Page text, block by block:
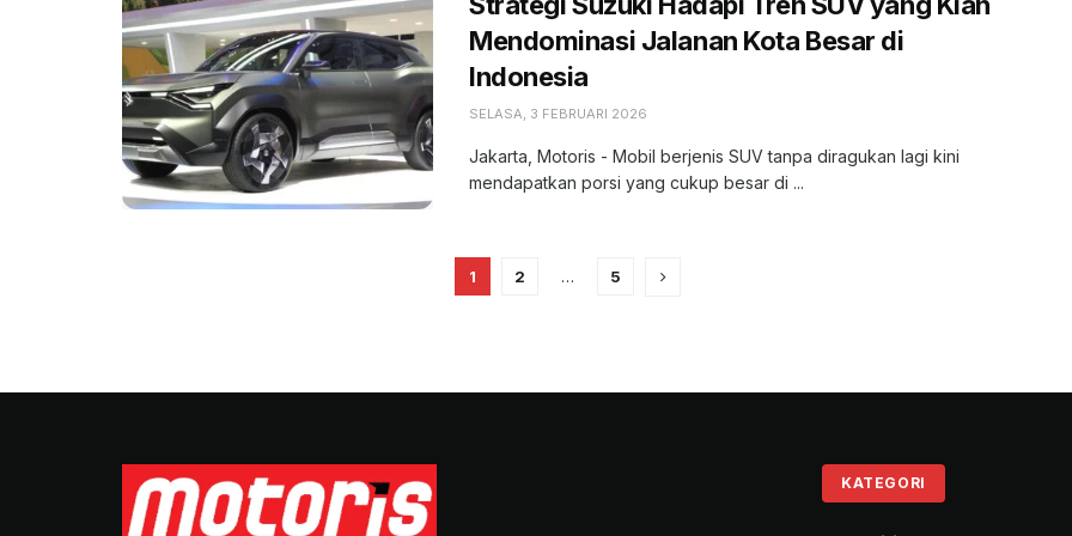
Mendominasi Jalanan Kota Besar di
Indonesia
SELASA, 3 FEBRUARI 2026
Jakarta, Motoris - Mobil berjenis SUV tanpa diragukan lagi kini
mendapatkan porsi yang cukup besar di ...
1 2 … 5
KATEGORI